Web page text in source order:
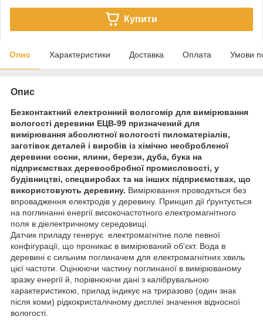
Купити
Опис Характеристики Доставка Оплата Умови
Опис
Безконтактний електронний вологомір для вимірювання
вологості деревини ЕЦВ-99 призначений для
вимірювання абсолютної вологості пиломатеріалів,
заготівок деталей і виробів із хімічно необробленої
деревини сосни, ялини, берези, дуба, бука на
підприємствах деревообробної промисловості, у
будівництві, спецвиробах та на інших підприємствах, що
використовують деревину. Вимірювання проводяться без
впровадження електродів у деревину. Принцип дії ґрунтується
на поглинанні енергії високочастотного електромагнітного
поля в діелектричному середовищі.
Датчик приладу генерує електромагнітне поле певної
конфігурації, що проникає в вимірюваний об'єкт. Вода в
деревині є сильним поглиначем для електромагнітних хвиль
цієї частоти. Оцінюючи частину поглинаної в вимірюваному
зразку енергії й, порівнюючи дані з калібрувальною
характеристикою, прилад індикує на триразово (один знак
після коми) рідкокристалічному дисплеї значення відносної
вологості.